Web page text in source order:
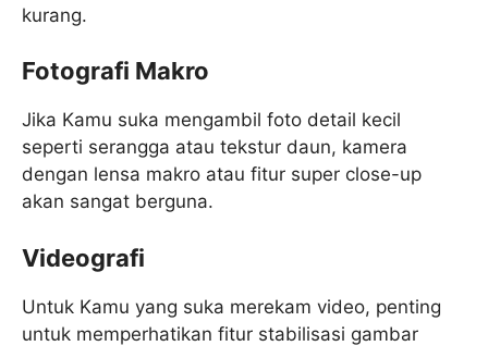
kurang.
Fotografi Makro
Jika Kamu suka mengambil foto detail kecil
seperti serangga atau tekstur daun, kamera
dengan lensa makro atau fitur super close-up
akan sangat berguna.
Videografi
Untuk Kamu yang suka merekam video, penting
untuk memperhatikan fitur stabilisasi gambar